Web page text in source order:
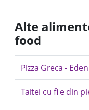
Alte
food
Pizza Greca -
Taitei cu file din